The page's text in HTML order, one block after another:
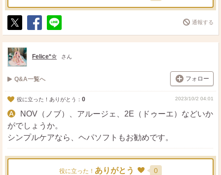
ポ
ス
ト
シ
ェ
送
る
通報する
Felice*☆ さん
Q&A一覧へ フォロー
役に立った！ありがとう： 0 2023/10/2 04:01
NOV（ノブ）、アルージェ、2E（ドゥーエ）などいか
がでしょうか。
シンプルケアなら、ヘパソフトもお勧めです。
役に立った！ ありがとう 0